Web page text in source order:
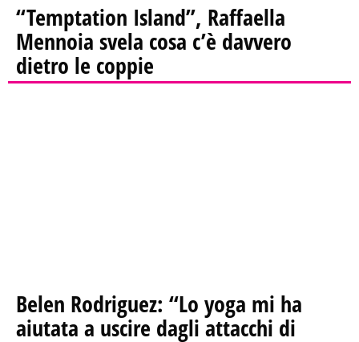
“Temptation Island”, Raffaella
Mennoia svela cosa c’è davvero
dietro le coppie
Belen Rodriguez: “Lo yoga mi ha
aiutata a uscire dagli attacchi di